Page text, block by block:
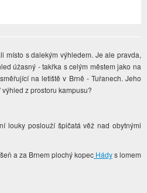
místo s dalekým výhledem. Je ale pravda,
úžasný - takřka s celým městem jako na
na letiště v Brně - Tuřanech. Jeho
z prostoru kampusu?
louky poslouží špičatá věž nad obytnými
a za Brnem plochý kopecHádys lomem